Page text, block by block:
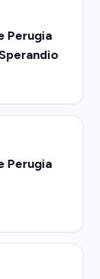
Perugia
Perugia